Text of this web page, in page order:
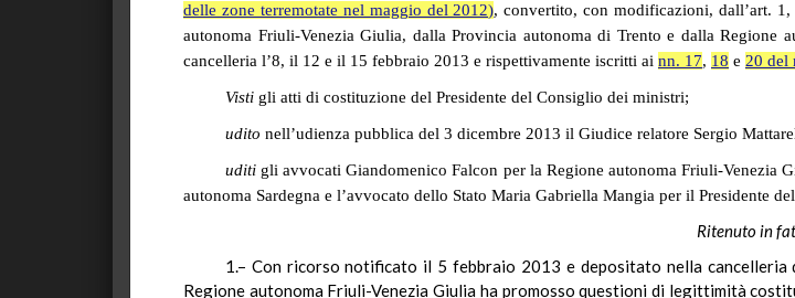
delle zone terremotate nel maggio del 2012), convertito, con modificazioni, dall’art. 1,
autonoma Friuli-Venezia Giulia, dalla Provincia autonoma di Trento e dalla
cancelleria l’8, il 12 e il 15 febbraio 2013 e rispettivamente iscritti ai nn. 17, 18 e 20 del
Visti gli atti di costituzione del Presidente del Consiglio dei ministri;
udito nell’udienza pubblica del 3 dicembre 2013 il Giudice relatore Sergio
uditi gli avvocati GiandomenicoFalcon per la Regione autonoma Friuli-Venezia
autonoma Sardegna e l’avvocato dello Stato Maria Gabriella Mangia per il Presidente
Ritenuto in
1.– Con ricorso notificato il 5 febbraio 2013 e depositato nella
Regione autonoma Friuli-Venezia Giulia ha promosso questioni di legittimità